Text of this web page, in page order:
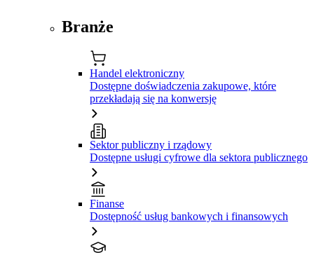
Branże
Handel elektroniczny
Dostępne doświadczenia zakupowe, które
przekładają się na konwersję
Sektor publiczny i rządowy
Dostępne usługi cyfrowe dla sektora publicznego
Finanse
Dostępność usług bankowych i finansowych